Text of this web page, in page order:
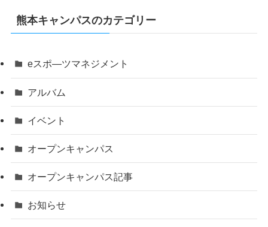
熊本キャンパスのカテゴリー
eスポ―ツマネジメント
アルバム
イベント
オープンキャンパス
オープンキャンパス記事
お知らせ